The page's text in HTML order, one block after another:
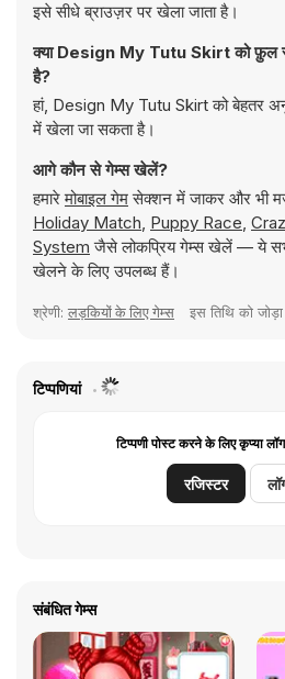
इसे सीधे ब्राउज़र पर खेला जाता है।
क्या Design My Tutu Skirt को फ़ुल
है?
हां, Design My Tutu Skirt को बेहतर
में खेला जा सकता है।
आगे कौन से गेम्स खेलें?
हमारेमोबाइल गेमसेक्शन में जाकर और भी
Holiday Match, Puppy Race,
System जैसे लोकप्रिय गेम्स खेलें — ये
खेलने के लिए उपलब्ध हैं।
श्रेणी: लड़कियों के लिए गेम्स इस तिथि को जोड़ा
टिप्पणियां
टिप्पणी पोस्ट करने के लिए कृप्या
रजिस्टर
संबंधित गेम्स